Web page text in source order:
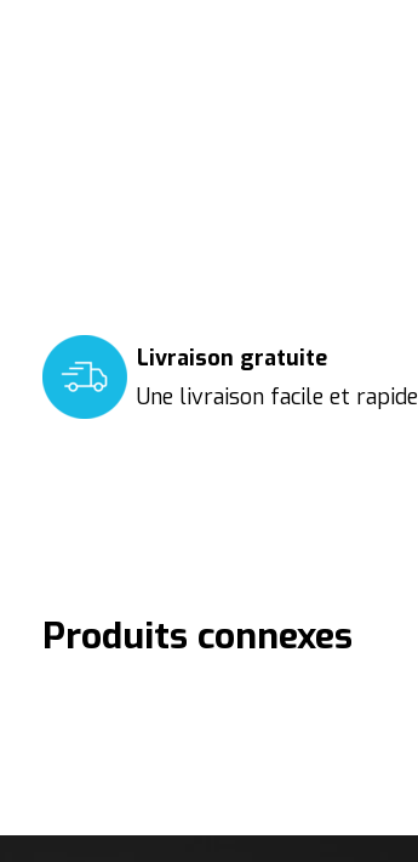
Livraison gratuite
Une livraison facile et rapide
Produits connexes